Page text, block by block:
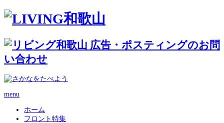
menu
ホーム
フロント特集